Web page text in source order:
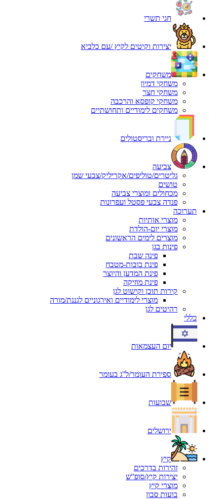
חגי תשרי
יצירות וקיטים לקיץ /עם כלביא
משחקים
משחקי דמיון
משחקי חצר
משחקי קופסא והרכבה
משחקים לימודיים ותחושתיים
ניירת ובריסטולים
צביעה
גליטרים/טוליפים/אקריליק/צבעי שמן
טושים
מכחולים ומוצרי צביעה
פנדה צבעי פסטל ועפרונות
תערוכה
מוצרי אותיות
מוצרי יום-הולדת
מוצרים לימים הראשונים
פינות בגן
פינה שבת
פינת בובות-מטבח
פינת המדען והיוצר
פינת מוזיקה
קירות תוכן וקישוט לגן
מוצרי לימודיים ואירגוניים לגננת/מורה
רהיטים לגן
כללי
יום העצמאות
ספירת העומר/ל''ג בעומר
שבועות
ירושלים
קיץ
זהירות בדרכים
יצירות קיץ/סופ''ש
מוצרי קיץ
בועות סבון